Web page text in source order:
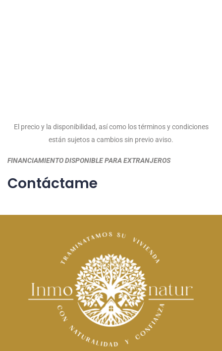
El precio y la disponibilidad, así como los términos y condiciones
están sujetos a cambios sin previo aviso.
FINANCIAMIENTO DISPONIBLE PARA EXTRANJEROS
Contáctame